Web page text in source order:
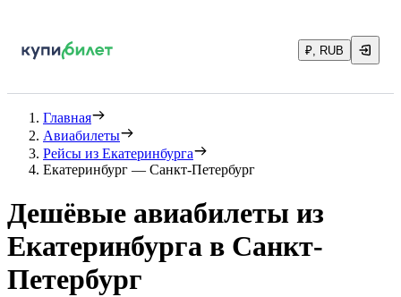
₽, RUB
Главная
Авиабилеты
Рейсы из Екатеринбурга
Екатеринбург — Санкт-Петербург
Дешёвые авиабилеты из
Екатеринбурга в Санкт-
Петербург